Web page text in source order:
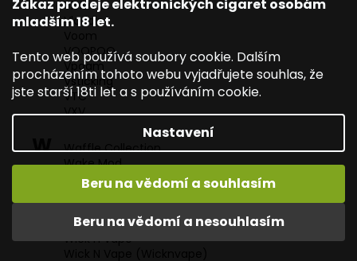
Zákaz prodeje elektronických cigaret osobám
mladším 18 let.
Tento web používá soubory cookie. Dalším
procházením tohoto webu vyjadřujete souhlas, že
jste starší 18ti let a s používáním cookie.
Nastavení
Beru na vědomí a nesouhlasím
Beru na vědomí a souhlasím
Vivismol
Vladdin
VOOPOO
Vpdam
Vsticking
VTC
VXV
W
Waffle Collection
Wake Mod
Watermelon
Way To Vape
WEDO
WeFog Blizzard
Wick n Vape